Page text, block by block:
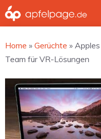
Zum
Inhalt
Home » Gerüchte »
Team für VR-Lösungen